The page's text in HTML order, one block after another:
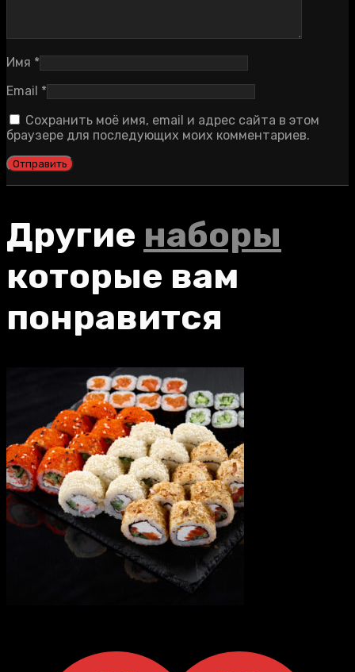
Имя *
Email *
Сохранить моё имя, email и адрес сайта в этом
браузере для последующих моих комментариев.
Другие наборы
которые вам
понравится